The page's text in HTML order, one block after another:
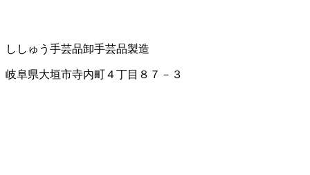
ししゅう 手芸品卸手芸品製造
岐阜県大垣市寺内町４丁目８７－３